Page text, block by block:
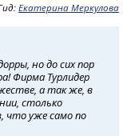
Екатерина Меркулова
но до сих пор
Фирма Турлидер
а так же, в
столько
что уже само по